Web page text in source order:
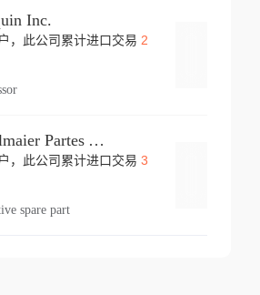
Inc.
，此公司累计进口交易 2
Dpm Draexlmaier Partes Automotrices Corr Ind Huejotzingo
，此公司累计进口交易 3
spare part